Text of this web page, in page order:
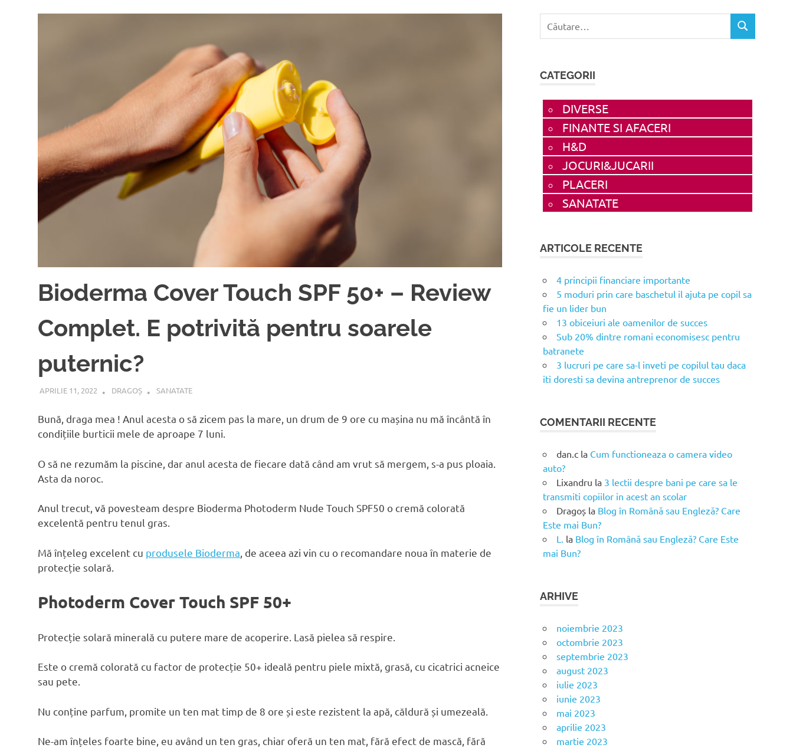
Bioderma Cover Touch SPF 50+ – Review
Complet. E potrivită pentru soarele
puternic?
APRILIE 11, 2022 DRAGOȘ SANATATE
Bună, draga mea ! Anul acesta o să zicem pas la mare, un drum de 9 ore cu mașina nu mă încântă în
condițiile burticii mele de aproape 7 luni.
O să ne rezumăm la piscine, dar anul acesta de fiecare dată când am vrut să mergem, s-a pus ploaia.
Asta da noroc.
Anul trecut, vă povesteam despre Bioderma Photoderm Nude Touch SPF50 o cremă colorată
excelentă pentru tenul gras.
Mă înțeleg excelent cu produsele Bioderma , de aceea azi vin cu o recomandare noua în materie de
protecție solară.
Photoderm Cover Touch SPF 50+
Protecție solară minerală cu putere mare de acoperire. Lasă pielea să respire.
Este o cremă colorată cu factor de protecție 50+ ideală pentru piele mixtă, grasă, cu cicatrici acneice
sau pete.
Nu conține parfum, promite un ten mat timp de 8 ore și este rezistent la apă, căldură și umezeală.
Ne-am înțeles foarte bine, eu având un ten gras, chiar oferă un ten mat, fără efect de mască, fără
după:
CĂUTARE
CATEGORII
DIVERSE
FINANTE SI AFACERI
H&D
JOCURI&JUCARII
PLACERI
SANATATE
ARTICOLE RECENTE
4 principii financiare importante
5 moduri prin care baschetul il ajuta pe copil sa
fie un lider bun
13 obiceiuri ale oamenilor de succes
Sub 20% dintre romani economisesc pentru
batranete
3 lucruri pe care sa-l inveti pe copilul tau daca
iti doresti sa devina antreprenor de succes
COMENTARII RECENTE
dan.c la Cum functioneaza o camera video
auto?
Lixandru la 3 lectii despre bani pe care sa le
transmiti copiilor in acest an scolar
Dragoș la Blog în Română sau Engleză? Care
Este mai Bun?
L.
la Blog în Română sau Engleză? Care Este
mai Bun?
ARHIVE
noiembrie 2023
octombrie 2023
septembrie 2023
august 2023
iulie 2023
iunie 2023
mai 2023
aprilie 2023
martie 2023